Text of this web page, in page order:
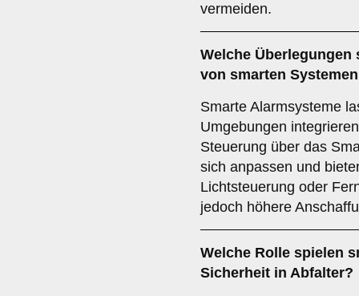
vermeiden.
Welche
von smarten Systemen
Smarte Alarmsysteme
Umgebungen
Steuerung über das
sich anpassen und
Lichtsteuerung oder
jedoch höhere
Welche Rolle spielen
Sicherheit in Abfalter?